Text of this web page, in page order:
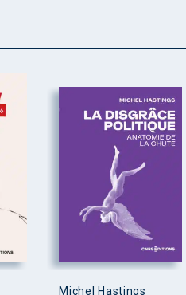
Michel Hastings